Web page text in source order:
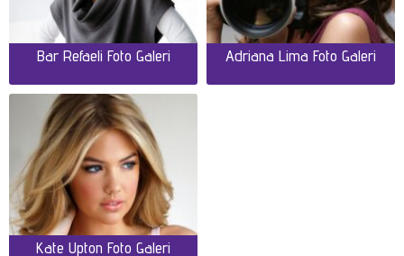
Bar Refaeli Foto Galeri Adriana Lima Foto Galeri
Kate Upton Foto Galeri